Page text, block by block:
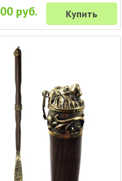
руб. Купить